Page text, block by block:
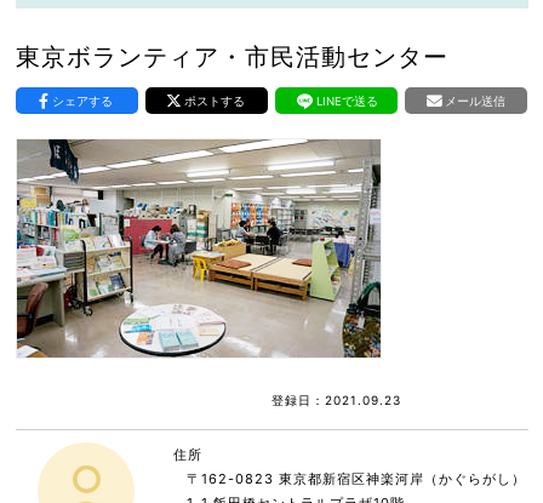
東京ボランティア・市民活動センター
シェアする ポストする LINEで送る メール送信
登録日：2021.09.23
住所
〒162-0823 東京都新宿区神楽河岸（かぐらがし）